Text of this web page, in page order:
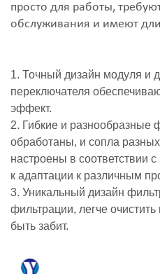
просто для работы,
обслуживания и имеют
1. Точный дизайн модуля и
переключателя
эффект.
2. Гибкие и разнообразные
обработаны, и сопла
настроены в соответствии
к адаптации к различным
3. Уникальный дизайн
фильтрации, легче
быть забит.